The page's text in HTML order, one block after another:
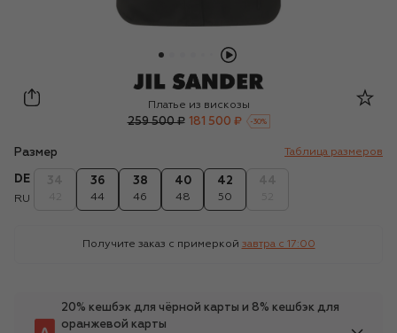
Jil Sander
Платье из вискозы
259 500 ₽ 181 500 ₽ -30%
Размер Таблица размеров
DE
RU
36
44
38
46
40
48
42
50
Получите заказ с примеркой завтра c 17:00
20% кешбэк для чёрной карты и 8% кешбэк для
оранжевой карты